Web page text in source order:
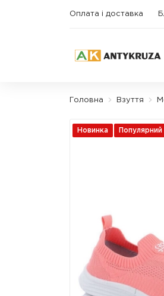
Оплата і доставка
Головна Взуття
Новинка Популярний